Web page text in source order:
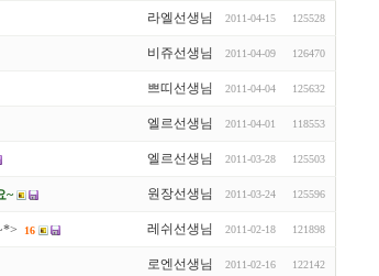
라엘선생님 2011-04-15 125528
비쥬선생님 2011-04-09 126470
쁘띠선생님 2011-04-04 125632
엘르선생님 2011-04-01 118553
엘르선생님 2011-03-28 125503
~ 원장선생님 2011-03-24 125596
16 레쉬선생님 2011-02-18 121898
로엔선생님 2011-02-16 122142